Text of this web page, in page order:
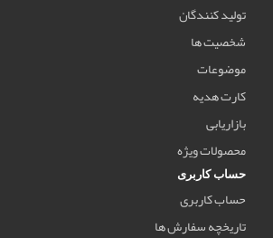
تولید کنندگان
شخصیت ها
موضوعات
کارت هدیه
بازاریابی
محصولات ویژه
حساب کاربری
حساب کاربری
تاریخچه سفارش ها